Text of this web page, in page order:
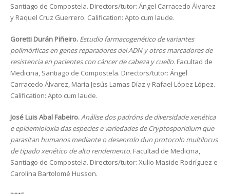
Santiago de Compostela. Directors/tutor: Ángel Carracedo Álvarez
y Raquel Cruz Guerrero. Calification: Apto cum laude.
Goretti Durán Piñeiro. Estudio farmacogenético de variantes
polimórficas en genes reparadores del ADN y otros marcadores de
resistencia en pacientes con cáncer de cabeza y cuello. Facultad de
Medicina, Santiago de Compostela. Directors/tutor: Ángel
Carracedo Álvarez, María Jesús Lamas Díaz y Rafael López López.
Calification: Apto cum laude.
José Luis Abal Fabeiro.Análise dos padróns de diversidade xenética
e epidemioloxía das especies e variedades de Cryptosporidium que
parasitan humanos mediante o desenrolo dun protocolo multilocus
de tipado xenético de alto rendemento. Facultad de Medicina,
Santiago de Compostela. Directors/tutor: Xulio Maside Rodríguez e
Carolina Bartolomé Husson.